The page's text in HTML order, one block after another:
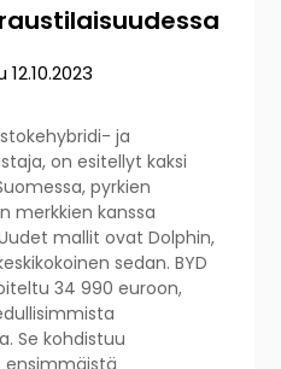
12.10.2023
ja
on esitellyt kaksi
pyrkien
merkkien kanssa
mallit ovat Dolphin,
sedan. BYD
34 990 euroon,
Se kohdistuu